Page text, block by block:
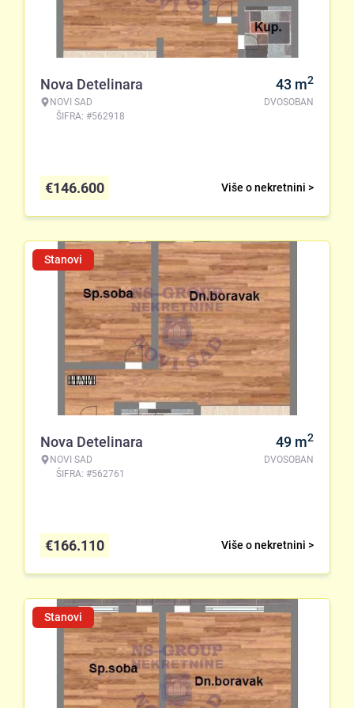
Nova Detelinara
NOVI SAD
ŠIFRA: #562918
43 m2
DVOSOBAN
Više o nekretnini >
€146.600
Stanovi
Nova Detelinara
NOVI SAD
ŠIFRA: #562761
49 m2
DVOSOBAN
Više o nekretnini >
€166.110
Stanovi